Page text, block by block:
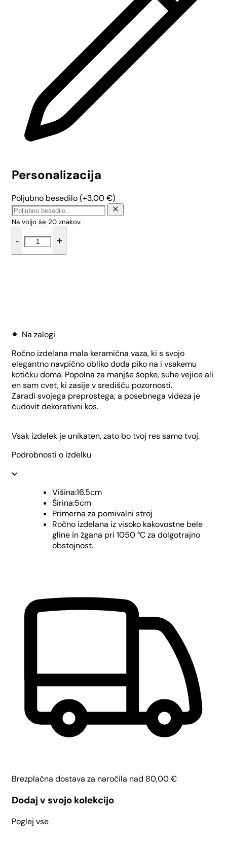
Personalizacija
Poljubno besedilo(+3,00€)
Na voljo še 20 znakov.
-
kvadratna
vaza
+
Na zalogi
Ročno izdelana mala keramična vaza, ki s svojo
elegantno navpično obliko doda piko na i vsakemu
kotičku doma. Popolna za manjše šopke, suhe vejice ali
en sam cvet, ki zasije v središču pozornosti.
Zaradi svojega preprostega, a posebnega videza je
čudovit dekorativni kos.
Vsak izdelek je unikaten, zato bo tvoj res samo tvoj.
Podrobnosti o izdelku
Višina:16.5cm
Širina:5cm
Primerna za pomivalni stroj
Ročno izdelana iz visoko kakovostne bele
gline in žgana pri 1050 °C za dolgotrajno
obstojnost.
Brezplačna dostava za naročila nad 80,00€
Dodaj v svojo kolekcijo
Poglej vse